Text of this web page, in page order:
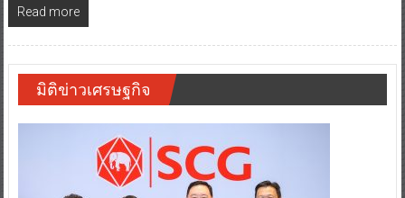
Read more
มิติข่าวเศรษฐกิจ